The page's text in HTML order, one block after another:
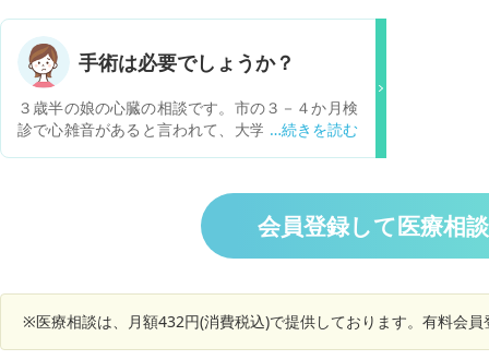
手術は必要でしょうか？
３歳半の娘の心臓の相談です。市の３－４か月検
診で心雑音があると言われて、大学病院で精密検
術を勧められました。主治医は小学校に上がるが
良いのではないかという説明をしてくれました。
まだ先の話ですが今日まで風邪以外の大きな病気
にもかからず元気に過ごしてきました。女の子で
か。塞がる確率は全く期待できないでしょうか？
会員登録して医療相
※医療相談は、月額432円(消費税込)で提供しております。有料会